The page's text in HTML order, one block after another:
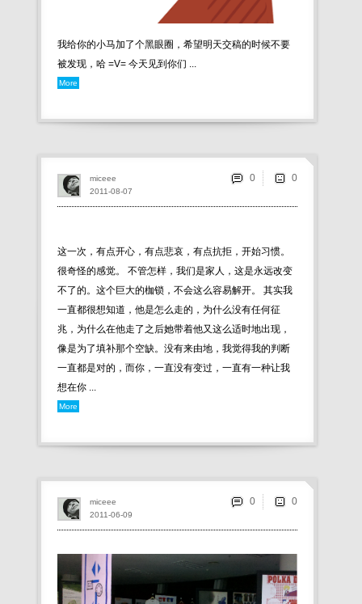
我给你的小马加了个黑眼圈，希望明天交稿的时候不要
被发现，哈 =V= 今天见到你们 ...
More
这一次，有点开心，有点悲哀，有点抗拒，开始习惯。
很奇怪的感觉。 不管怎样，我们是家人，这是永远改变
不了的。这个巨大的枷锁，不会这么容易解开。 其实我
一直都很想知道，他是怎么走的，为什么没有任何征
兆，为什么在他走了之后她带着他又这么适时地出现，
像是为了填补那个空缺。没有来由地，我觉得我的判断
一直都是对的，而你，一直没有变过，一直有一种让我
想在你 ...
More
2011-08-07
miceee 0
2011-06-09
miceee 0